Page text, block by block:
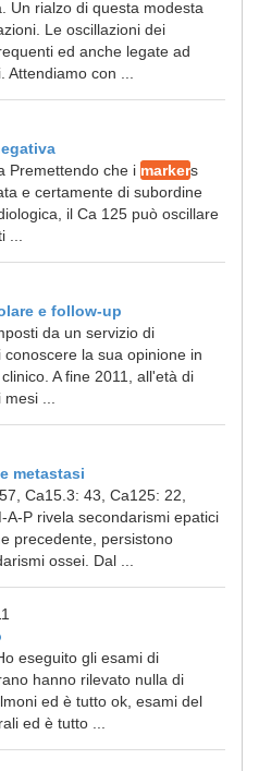
Un rialzo di questa modesta
Le oscillazioni dei
ed anche legate ad
con ...
Premettendo che i markers
e certamente di subordine
il Ca 125 può oscillare
e follow-up
da un servizio di
la sua opinione in
A fine 2011, all'età di
...
metastasi
Ca15.3: 43, Ca125: 22,
P rivela secondarismi epatici
precedente, persistono
ossei. Dal ...
eseguito gli esami di
hanno rilevato nulla di
ed è tutto ok, esami del
ed è tutto ...